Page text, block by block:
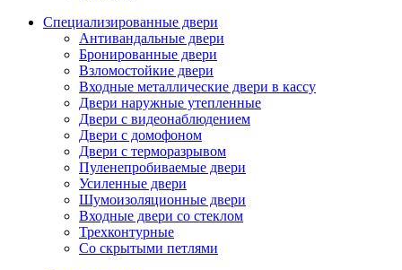
Специализированные двери
Антивандальные двери
Бронированные двери
Взломостойкие двери
Входные металлические двери в кассу
Двери наружные утепленные
Двери с видеонаблюдением
Двери с домофоном
Двери с терморазрывом
Пуленепробиваемые двери
Усиленные двери
Шумоизоляционные двери
Входные двери со стеклом
Трехконтурные
Со скрытыми петлями